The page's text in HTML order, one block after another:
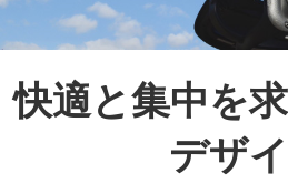
快適と集中を
デザ